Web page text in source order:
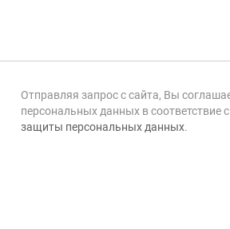
Отправляя запрос с сайта, Вы
персональных данных в соответствие с
защиты персональных данных.